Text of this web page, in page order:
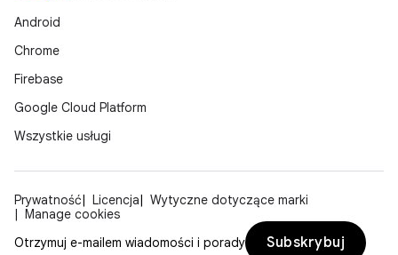
Android
Chrome
Firebase
Google Cloud Platform
Wszystkie usługi
Prywatność Licencja
Wytyczne dotyczące marki
Manage cookies
Otrzymuj e-mailem wiadomości i porady
Subskrybuj